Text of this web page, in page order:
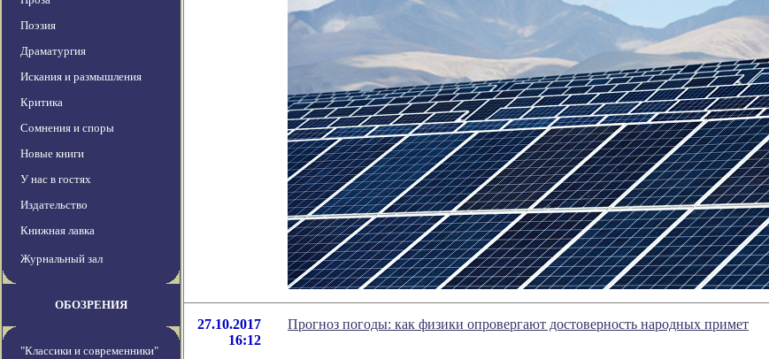
Поэзия
Драматургия
Искания и размышления
Критика
Сомнения и споры
Новые книги
У нас в гостях
Издательство
Книжная лавка
Журнальный зал
ОБОЗРЕНИЯ
"Классики и современники"
27.10.2017
16:12
Прогноз погоды: как физики опровергают достоверность народных примет